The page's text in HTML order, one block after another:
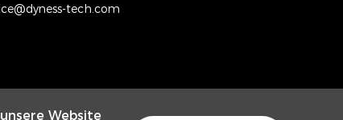
Website
tech.com